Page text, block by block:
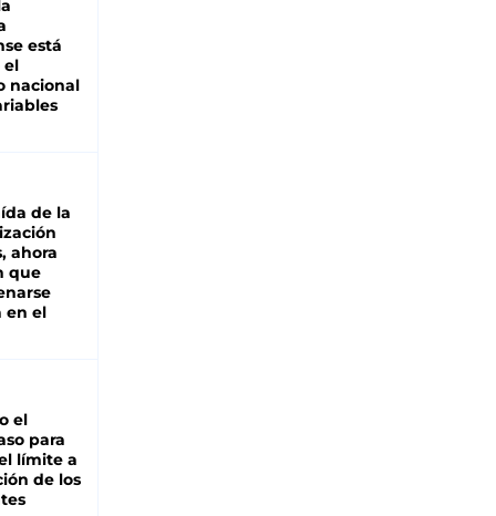
está
el
nacional
de la
ahora
que
en el
el
para
límite a
de los